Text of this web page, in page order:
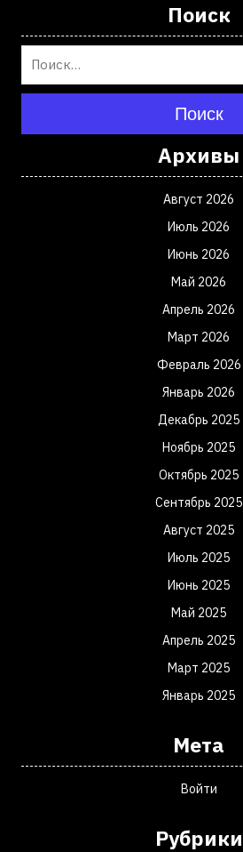
Поиск
Поиск
Архивы
Август 2026
Июль 2026
Июнь 2026
Май 2026
Апрель 2026
Март 2026
Февраль 2026
Январь 2026
Декабрь 2025
Ноябрь 2025
Октябрь 2025
Сентябрь 2025
Август 2025
Июль 2025
Июнь 2025
Май 2025
Апрель 2025
Март 2025
Январь 2025
Мета
Войти
Рубрики